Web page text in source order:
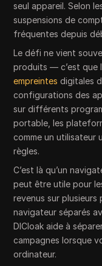
seul appareil. Selon
suspensions de
fréquentes depuis
Le défi ne vient
produits — c’est que
empreintes digitales
configurations des
sur différents
portable, les
comme un utilisateur
règles.
C’est là qu’un
peut être utile pour
revenus sur
navigateur séparés
DICloak aide à
campagnes lorsque
ordinateur.